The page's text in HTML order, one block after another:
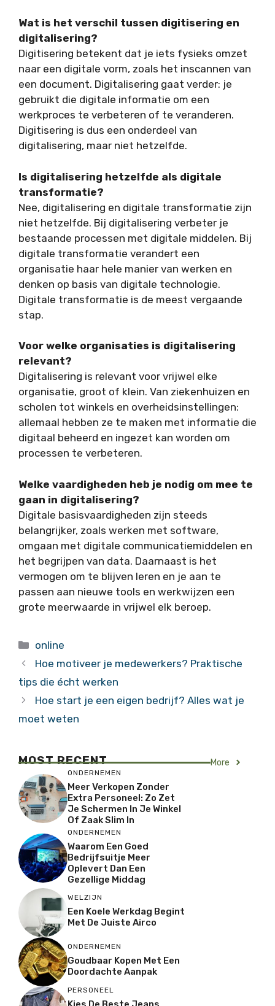
Wat is het verschil tussen digitisering en
digitalisering?
Digitisering betekent dat je iets fysieks omzet
naar een digitale vorm, zoals het inscannen van
een document. Digitalisering gaat verder: je
gebruikt die digitale informatie om een
werkproces te verbeteren of te veranderen.
Digitisering is dus een onderdeel van
digitalisering, maar niet hetzelfde.
Is digitalisering hetzelfde als digitale
transformatie?
Nee, digitalisering en digitale transformatie zijn
niet hetzelfde. Bij digitalisering verbeter je
bestaande processen met digitale middelen. Bij
digitale transformatie verandert een
organisatie haar hele manier van werken en
denken op basis van digitale technologie.
Digitale transformatie is de meest vergaande
stap.
Voor welke organisaties is digitalisering
relevant?
Digitalisering is relevant voor vrijwel elke
organisatie, groot of klein. Van ziekenhuizen en
scholen tot winkels en overheidsinstellingen:
allemaal hebben ze te maken met informatie die
digitaal beheerd en ingezet kan worden om
processen te verbeteren.
Welke vaardigheden heb je nodig om mee te
gaan in digitalisering?
Digitale basisvaardigheden zijn steeds
belangrijker, zoals werken met software,
omgaan met digitale communicatiemiddelen en
het begrijpen van data. Daarnaast is het
vermogen om te blijven leren en je aan te
passen aan nieuwe tools en werkwijzen een
grote meerwaarde in vrijwel elk beroep.
Categorieën
online
Hoe motiveer je medewerkers? Praktische
tips die écht werken
Hoe start je een eigen bedrijf? Alles wat je
moet weten
MOST RECENT More
ONDERNEMEN
Meer Verkopen Zonder
Extra Personeel: Zo Zet
Je Schermen In Je Winkel
Of Zaak Slim In
ONDERNEMEN
Waarom Een Goed
Bedrijfsuitje Meer
Oplevert Dan Een
Gezellige Middag
WELZIJN
Een Koele Werkdag Begint
Met De Juiste Airco
ONDERNEMEN
Goudbaar Kopen Met Een
Doordachte Aanpak
PERSONEEL